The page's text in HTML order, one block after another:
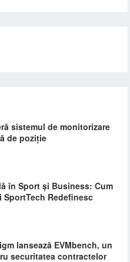
sistemul de monitorizare
de poziție
în Sport și Business: Cum
SportTech Redefinesc
lansează EVMbench, un
securitatea contractelor